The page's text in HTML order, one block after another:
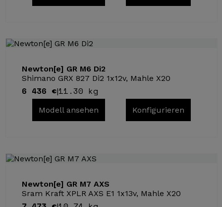
Newton[e] GR M6 Di2
Shimano GRX 827 Di2 1x12v, Mahle X20
6 436 €|11.30 kg
Modell ansehen Konfigurieren
Newton[e] GR M7 AXS
Sram Kraft XPLR AXS E1 1x13v, Mahle X20